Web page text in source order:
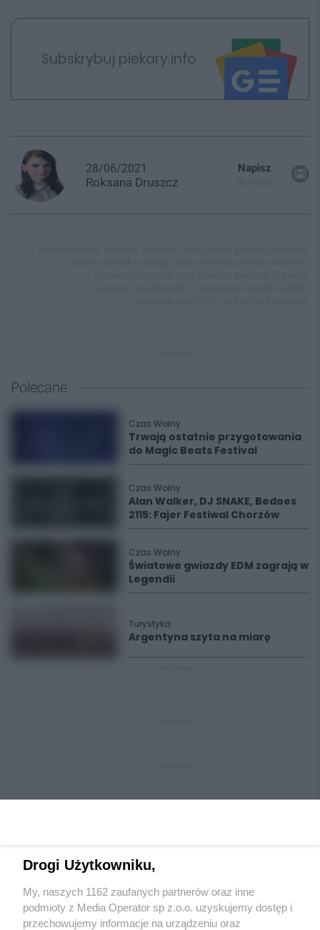
Subskrybuj piekary.info
28/06/2021
Roksana Druszcz
Napisz
Polecane
Czas Wolny
Trwają ostatnie przygotowania
do Magic Beats Festival
Czas Wolny
Alan Walker, DJ SNAKE, Bedoes
2115: Fajer Festiwal Chorzów
Czas Wolny
Światowe gwiazdy EDM zagrają w
Legendii
Turystyka
Argentyna szyta na miarę
Wydawca mediówlokalnych
Drogi Użytkowniku,
My, naszych 1162 zaufanych partnerów oraz inne
podmioty z Media Operator sp z.o.o. uzyskujemy dostęp i
przechowujemy informacje na urządzeniu oraz